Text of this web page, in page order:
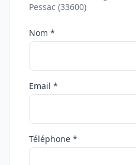
Pessac (33600)
Nom *
Email *
Téléphone *